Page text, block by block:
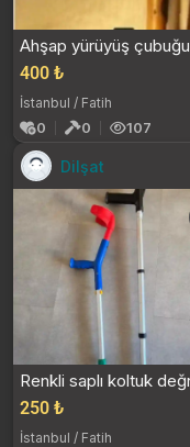
Ahşap yürüyüş çubuğu
400 ₺
İstanbul / Fatih
0 0 107
Dilşat
250 ₺
İstanbul / Fatih